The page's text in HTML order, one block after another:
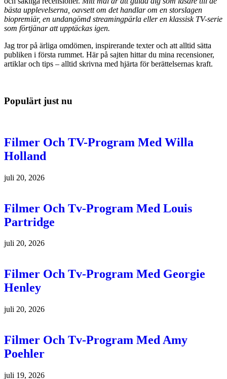
bästa upplevelserna, oavsett om det handlar om en storslagen
biopremiär, en undangömd streamingpärla eller en klassisk TV-serie
som förtjänar att upptäckas igen.
Jag tror på ärliga omdömen, inspirerande texter och att alltid sätta
publiken i första rummet. Här på sajten hittar du mina recensioner,
artiklar och tips – alltid skrivna med hjärta för berättelsernas kraft.
Populärt just nu
Filmer Och TV-Program Med Willa
Holland
juli 20, 2026
Filmer Och Tv-Program Med Louis
Partridge
juli 20, 2026
Filmer Och Tv-Program Med Georgie
Henley
juli 20, 2026
Filmer Och Tv-Program Med Amy
Poehler
juli 19, 2026